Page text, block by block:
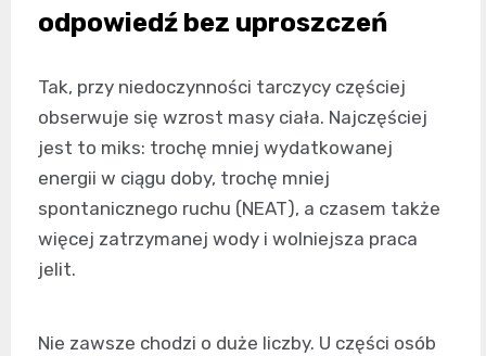
odpowiedź bez uproszczeń
Tak, przy niedoczynności tarczycy częściej
obserwuje się wzrost masy ciała. Najczęściej
jest to miks: trochę mniej wydatkowanej
energii w ciągu doby, trochę mniej
spontanicznego ruchu (NEAT), a czasem także
więcej zatrzymanej wody i wolniejsza praca
jelit.
Nie zawsze chodzi o duże liczby. U części osób